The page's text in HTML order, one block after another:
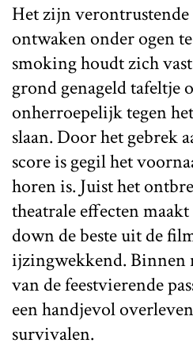
Het zijn
ontwaken onder ogen
smoking houdt zich
grond genageld
onherroepelijk tegen
slaan. Door het gebrek
score is gegil het
horen is. Juist het
theatrale effecten maakt
down de beste uit de
ijzingwekkend. Binnen
van de feestvierende
een handjevol
survivalen.